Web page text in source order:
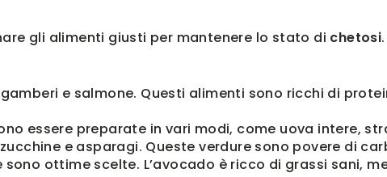
gli alimenti giusti per mantenere lo stato di chetosi
e salmone. Questi alimenti sono ricchi di
essere preparate in vari modi, come uova intere,
e asparagi. Queste verdure sono povere di
sono ottime scelte. L’avocado è ricco di grassi sani,